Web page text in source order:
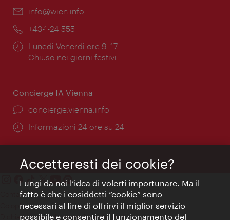
Email:
info@wien.info
Telefono:
+43-1-24 555
Orari
di
Lunedì-Venerdì ore 9–17
Chiuso nei giorni festivi
Concierge IA Vienna
Ort:
concierge.vienna.info
Öffnungszeiten:
Informazioni 24 ore su 24
Contatti
Colophon
Dichiarazione sulla protezione dei dati
Accetteresti dei cookie?
Lungi da noi l’idea di volerti importunare. Ma il
fatto è che i cosiddetti “cookie” sono
necessari al fine di offrirvi il miglior servizio
possibile e consentire il funzionamento del